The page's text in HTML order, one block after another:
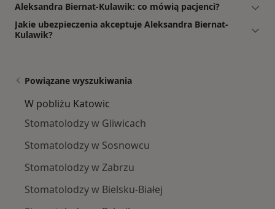
Aleksandra Biernat-Kulawik: co mówią pacjenci?
Jakie ubezpieczenia akceptuje Aleksandra Biernat-
Kulawik?
Powiązane wyszukiwania
W pobliżu Katowic
Stomatolodzy w Gliwicach
Stomatolodzy w Sosnowcu
Stomatolodzy w Zabrzu
Stomatolodzy w Bielsku-Białej